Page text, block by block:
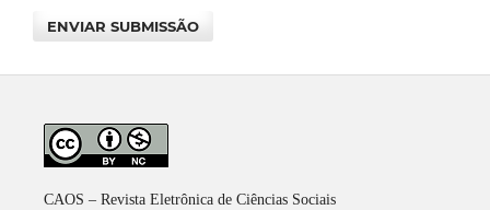
ENVIAR SUBMISSÃO
CAOS – Revista Eletrônica de Ciências Sociais